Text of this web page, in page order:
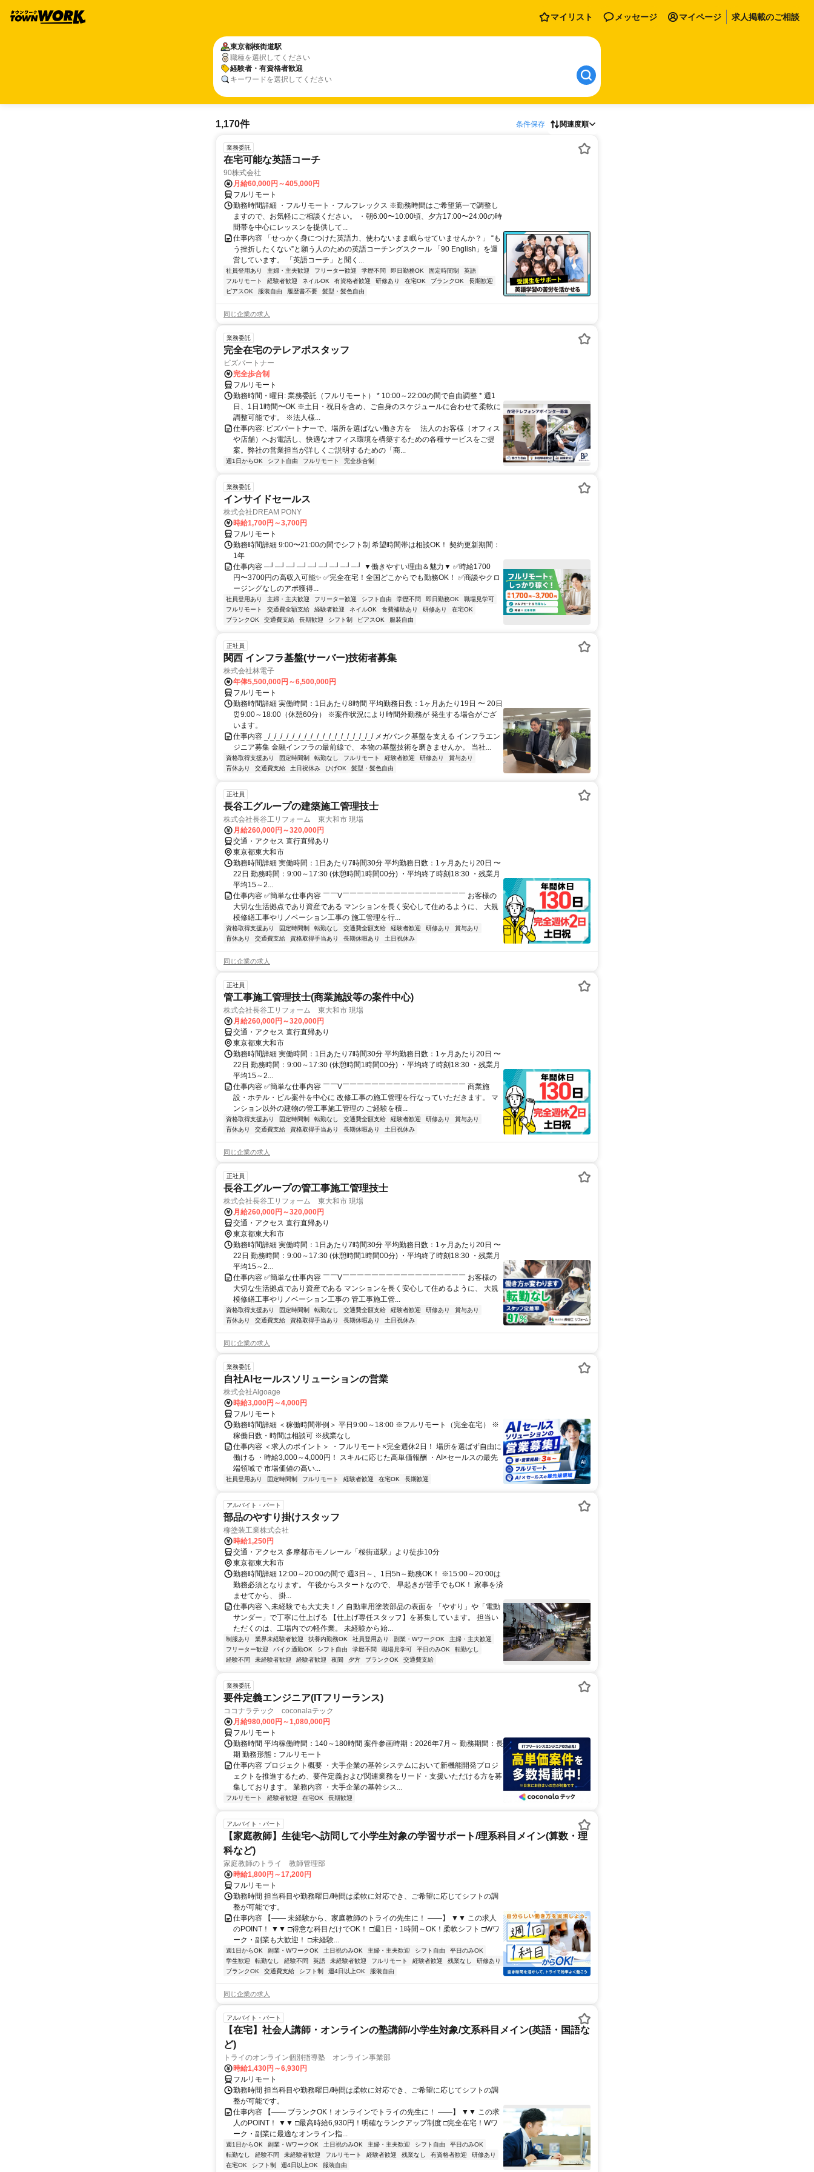
マイリスト メッセージ マイページ 求人掲載のご相談
東京都桜街道駅
職種を選択してください
経験者・有資格者歓迎
キーワードを選択してください
1,170件 条件保存 関連度順
業務委託
在宅可能な英語コーチ
90株式会社
月給60,000円～405,000円
フルリモート
勤務時間詳細 ・フルリモート・フルフレックス ※勤務時間はご希望第一で調整し
ますので、お気軽にご相談ください。 ・朝6:00〜10:00頃、夕方17:00〜24:00の時
間帯を中心にレッスンを提供して...
仕事内容 「せっかく身につけた英語力、使わないまま眠らせていませんか？」 “も
う挫折したくない”と願う人のための英語コーチングスクール 「90 English」を運
営しています。 「英語コーチ」と聞く...
社員登用あり 主婦・主夫歓迎 フリーター歓迎 学歴不問 即日勤務OK 固定時間制
英語
フルリモート
経験者歓迎 ネイルOK 有資格者歓迎 研修あり 在宅OK ブランクOK
長期歓迎
ピアスOK
服装自由 履歴書不要 髪型・髪色自由
同じ企業の求人
業務委託
完全在宅のテレアポスタッフ
ビズパートナー
完全歩合制
フルリモート
勤務時間・曜日: 業務委託（フルリモート） * 10:00～22:00の間で自由調整 * 週1
日、1日1時間〜OK ※土日・祝日を含め、ご自身のスケジュールに合わせて柔軟に
調整可能です。 ※法人様...
仕事内容: ビズパートナーで、場所を選ばない働き方を 法人のお客様（オフィス
や店舗）へお電話し、快適なオフィス環境を構築するための各種サービスをご提
案。弊社の営業担当が詳しくご説明するための「商...
週1日からOK シフト自由 フルリモート 完全歩合制
業務委託
インサイドセールス
株式会社DREAM PONY
時給1,700円～3,700円
フルリモート
勤務時間詳細 9:00〜21:00の間でシフト制 希望時間帯は相談OK！ 契約更新期間：
1年
仕事内容 ─┘─┘─┘─┘─┘─┘─┘─┘─┘ ▼働きやすい理由＆魅力▼ ✅時給1700
円〜3700円の高収入可能✨ ✅完全在宅！全国どこからでも勤務OK！ ✅商談やクロ
ージングなしのアポ獲得...
社員登用あり 主婦・主夫歓迎 フリーター歓迎 シフト自由 学歴不問 即日勤務OK
職場見学可
フルリモート
交通費全額支給 経験者歓迎 ネイルOK 食費補助あり 研修あり
在宅OK
ブランクOK
交通費支給 長期歓迎 シフト制 ピアスOK 服装自由
正社員
関西 インフラ基盤(サーバー)技術者募集
株式会社林電子
年俸5,500,000円～6,500,000円
フルリモート
勤務時間詳細 実働時間：1日あたり8時間 平均勤務日数：1ヶ月あたり19日 〜 20日
⏰9:00～18:00（休憩60分） ※案件状況により時間外勤務が 発生する場合がござ
います。
仕事内容 _/_/_/_/_/_/_/_/_/_/_/_/_/_/_/_/_/_/ メガバンク基盤を支える インフラエン
ジニア募集 金融インフラの最前線で、 本物の基盤技術を磨きませんか。 当社...
資格取得支援あり 固定時間制 転勤なし フルリモート 経験者歓迎 研修あり
賞与あり
育休あり
交通費支給 土日祝休み ひげOK 髪型・髪色自由
正社員
長谷工グループの建築施工管理技士
株式会社長谷工リフォーム 東大和市 現場
月給260,000円～320,000円
交通・アクセス 直行直帰あり
東京都東大和市
勤務時間詳細 実働時間：1日あたり7時間30分 平均勤務日数：1ヶ月あたり20日 〜
22日 勤務時間：9:00～17:30 (休憩時間1時間00分) ・平均終了時刻18:30 ・残業月
平均15～2...
仕事内容 ✅簡単な仕事内容 ￣￣V￣￣￣￣￣￣￣￣￣￣￣￣￣￣￣￣￣ お客様の
大切な生活拠点であり資産である マンションを長く安心して住めるように、 大規
模修繕工事やリノベーション工事の 施工管理を行...
資格取得支援あり 固定時間制 転勤なし 交通費全額支給 経験者歓迎 研修あり
賞与あり
育休あり
交通費支給 資格取得手当あり 長期休暇あり 土日祝休み
同じ企業の求人
正社員
管工事施工管理技士(商業施設等の案件中心)
株式会社長谷工リフォーム 東大和市 現場
月給260,000円～320,000円
交通・アクセス 直行直帰あり
東京都東大和市
勤務時間詳細 実働時間：1日あたり7時間30分 平均勤務日数：1ヶ月あたり20日 〜
22日 勤務時間：9:00～17:30 (休憩時間1時間00分) ・平均終了時刻18:30 ・残業月
平均15～2...
仕事内容 ✅簡単な仕事内容 ￣￣V￣￣￣￣￣￣￣￣￣￣￣￣￣￣￣￣￣ 商業施
設・ホテル・ビル案件を中心に 改修工事の施工管理を行なっていただきます。 マ
ンション以外の建物の管工事施工管理の ご経験を積...
資格取得支援あり 固定時間制 転勤なし 交通費全額支給 経験者歓迎 研修あり
賞与あり
育休あり
交通費支給 資格取得手当あり 長期休暇あり 土日祝休み
同じ企業の求人
正社員
長谷工グループの管工事施工管理技士
株式会社長谷工リフォーム 東大和市 現場
月給260,000円～320,000円
交通・アクセス 直行直帰あり
東京都東大和市
勤務時間詳細 実働時間：1日あたり7時間30分 平均勤務日数：1ヶ月あたり20日 〜
22日 勤務時間：9:00～17:30 (休憩時間1時間00分) ・平均終了時刻18:30 ・残業月
平均15～2...
仕事内容 ✅簡単な仕事内容 ￣￣V￣￣￣￣￣￣￣￣￣￣￣￣￣￣￣￣￣ お客様の
大切な生活拠点であり資産である マンションを長く安心して住めるように、 大規
模修繕工事やリノベーション工事の 管工事施工管...
資格取得支援あり 固定時間制 転勤なし 交通費全額支給 経験者歓迎 研修あり
賞与あり
育休あり
交通費支給 資格取得手当あり 長期休暇あり 土日祝休み
同じ企業の求人
業務委託
自社AIセールスソリューションの営業
株式会社Algoage
時給3,000円～4,000円
フルリモート
勤務時間詳細 ＜稼働時間帯例＞ 平日9:00～18:00 ※フルリモート（完全在宅） ※
稼働日数・時間は相談可 ※残業なし
仕事内容 ＜求人のポイント＞ ・フルリモート×完全週休2日！ 場所を選ばず自由に
働ける ・時給3,000～4,000円！ スキルに応じた高単価報酬 ・AI×セールスの最先
端領域で 市場価値の高い...
社員登用あり 固定時間制 フルリモート 経験者歓迎 在宅OK 長期歓迎
アルバイト・パート
部品のやすり掛けスタッフ
柳塗装工業株式会社
時給1,250円
交通・アクセス 多摩都市モノレール「桜街道駅」より徒歩10分
東京都東大和市
勤務時間詳細 12:00～20:00の間で 週3日～、1日5h～勤務OK！ ※15:00～20:00は
勤務必須となります。 午後からスタートなので、 早起きが苦手でもOK！ 家事を済
ませてから、 掛...
仕事内容 ＼未経験でも大丈夫！／ 自動車用塗装部品の表面を 「やすり」や「電動
サンダー」で丁寧に仕上げる 【仕上げ専任スタッフ】を募集しています。 担当い
ただくのは、工場内での軽作業。 未経験から始...
制服あり 業界未経験者歓迎 扶養内勤務OK 社員登用あり 副業・WワークOK
主婦・主夫歓迎
フリーター歓迎
バイク通勤OK シフト自由 学歴不問 職場見学可 平日のみOK
転勤なし
経験不問
未経験者歓迎 経験者歓迎 夜間 夕方 ブランクOK 交通費支給
業務委託
要件定義エンジニア(ITフリーランス)
ココナラテック coconalaテック
月給980,000円～1,080,000円
フルリモート
勤務時間 平均稼働時間：140～180時間 案件参画時期：2026年7月～ 勤務期間：長
期 勤務形態：フルリモート
仕事内容 プロジェクト概要 ・大手企業の基幹システムにおいて新機能開発プロジ
ェクトを推進するため、要件定義および関連業務をリード・支援いただける方を募
集しております。 業務内容 ・大手企業の基幹シス...
フルリモート 経験者歓迎 在宅OK 長期歓迎
アルバイト・パート
【家庭教師】生徒宅へ訪問して小学生対象の学習サポート/理系科目メイン(算数・理
科など)
家庭教師のトライ 教師管理部
時給1,800円～17,200円
フルリモート
勤務時間 担当科目や勤務曜日/時間は柔軟に対応でき、ご希望に応じてシフトの調
整が可能です。
仕事内容 【―― 未経験から、家庭教師のトライの先生に！ ――】 ▼▼ この求人
のPOINT！ ▼▼ □得意な科目だけでOK！ □週1日・1時間～OK！柔軟シフト □Wワ
ーク・副業も大歓迎！ □未経験...
週1日からOK 副業・WワークOK 土日祝のみOK 主婦・主夫歓迎 シフト自由
平日のみOK
学生歓迎
転勤なし 経験不問 英語 未経験者歓迎 フルリモート 経験者歓迎 残業なし
研修あり
ブランクOK
交通費支給 シフト制 週4日以上OK 服装自由
同じ企業の求人
アルバイト・パート
【在宅】社会人講師・オンラインの塾講師/小学生対象/文系科目メイン(英語・国語な
ど)
トライのオンライン個別指導塾 オンライン事業部
時給1,430円～6,930円
フルリモート
勤務時間 担当科目や勤務曜日/時間は柔軟に対応でき、ご希望に応じてシフトの調
整が可能です。
仕事内容 【―― ブランクOK！オンラインでトライの先生に！ ――】 ▼▼ この求
人のPOINT！ ▼▼ □最高時給6,930円！明確なランクアップ制度 □完全在宅！Wワ
ーク・副業に最適なオンライン指...
週1日からOK 副業・WワークOK 土日祝のみOK 主婦・主夫歓迎 シフト自由
平日のみOK
転勤なし
経験不問 未経験者歓迎 フルリモート 経験者歓迎 残業なし 有資格者歓迎
研修あり
在宅OK
シフト制 週4日以上OK 服装自由